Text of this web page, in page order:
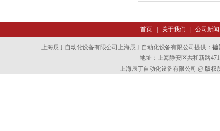
首页| 关于我们 公司新闻
上海辰丁自动化设备有限公司上海辰丁自动化设备有限公司提供： 德
地址：上海静安区共和新路
上海辰丁自动化设备有限公司 @ 版权